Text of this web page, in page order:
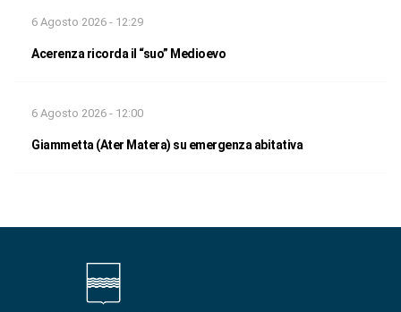
6 Agosto 2026 - 12:29
Acerenza ricorda il “suo” Medioevo
6 Agosto 2026 - 12:00
Giammetta (Ater Matera) su emergenza abitativa